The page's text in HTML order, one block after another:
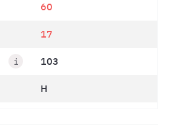
60
17
103
H